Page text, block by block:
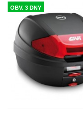
OBV. 3 DNY